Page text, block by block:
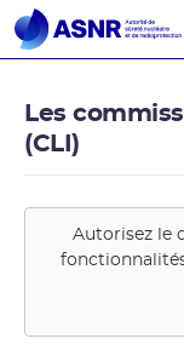
Les
(CLI)
Autorisez le